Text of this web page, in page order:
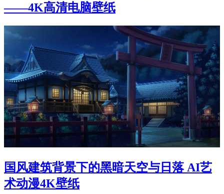
——4K高清电脑壁纸
国风建筑背景下的黑暗天空与日落 AI艺
术动漫4K壁纸